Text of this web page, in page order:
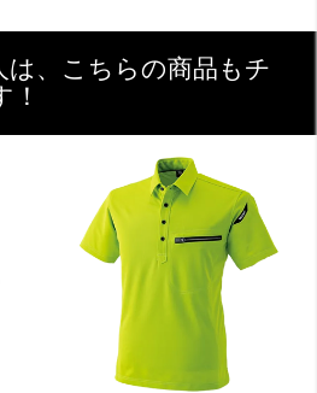
は、こちらの商品もチ